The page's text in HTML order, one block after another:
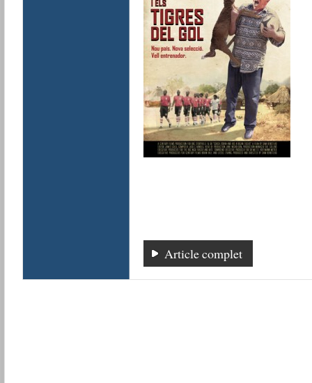
Article complet